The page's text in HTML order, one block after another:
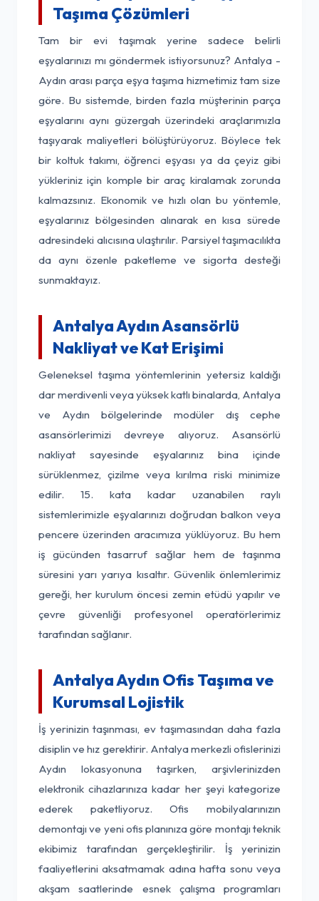
Taşıma Çözümleri
Tam bir evi taşımak yerine sadece belirli
eşyalarınızı mı göndermek istiyorsunuz? Antalya -
Aydın arası parça eşya taşıma hizmetimiz tam size
göre. Bu sistemde, birden fazla müşterinin parça
eşyalarını aynı güzergah üzerindeki araçlarımızla
taşıyarak maliyetleri bölüştürüyoruz. Böylece tek
bir koltuk takımı, öğrenci eşyası ya da çeyiz gibi
yükleriniz için komple bir araç kiralamak zorunda
kalmazsınız. Ekonomik ve hızlı olan bu yöntemle,
eşyalarınız bölgesinden alınarak en kısa sürede
adresindeki alıcısına ulaştırılır. Parsiyel taşımacılıkta
da aynı özenle paketleme ve sigorta desteği
sunmaktayız.
Antalya Aydın Asansörlü
Nakliyat ve Kat Erişimi
Geleneksel taşıma yöntemlerinin yetersiz kaldığı
dar merdivenli veya yüksek katlı binalarda, Antalya
ve Aydın bölgelerinde modüler dış cephe
asansörlerimizi devreye alıyoruz. Asansörlü
nakliyat sayesinde eşyalarınız bina içinde
sürüklenmez, çizilme veya kırılma riski minimize
edilir. 15. kata kadar uzanabilen raylı
sistemlerimizle eşyalarınızı doğrudan balkon veya
pencere üzerinden aracımıza yüklüyoruz. Bu hem
iş gücünden tasarruf sağlar hem de taşınma
süresini yarı yarıya kısaltır. Güvenlik önlemlerimiz
gereği, her kurulum öncesi zemin etüdü yapılır ve
çevre güvenliği profesyonel operatörlerimiz
tarafından sağlanır.
Antalya Aydın Ofis Taşıma ve
Kurumsal Lojistik
İş yerinizin taşınması, ev taşımasından daha fazla
disiplin ve hız gerektirir. Antalya merkezli ofislerinizi
Aydın lokasyonuna taşırken, arşivlerinizden
elektronik cihazlarınıza kadar her şeyi kategorize
ederek paketliyoruz. Ofis mobilyalarınızın
demontajı ve yeni ofis planınıza göre montajı teknik
ekibimiz tarafından gerçekleştirilir. İş yerinizin
faaliyetlerini aksatmamak adına hafta sonu veya
akşam saatlerinde esnek çalışma programları